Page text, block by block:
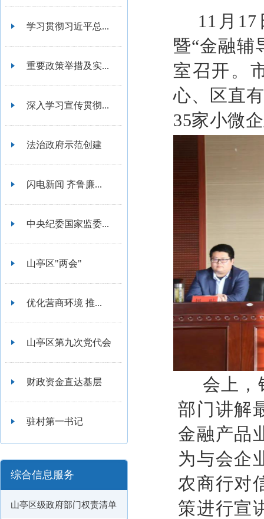
学习贯彻习近平总...
重要政策举措及实...
深入学习宣传贯彻...
法治政府示范创建
闪电新闻 齐鲁廉...
中央纪委国家监委...
山亭区"两会"
优化营商环境 推...
山亭区第九次党代会
财政资金直达基层
驻村第一书记
综合信息服务
山亭区级政府部门权责清单
11月
暨“金融辅
室召开。
心、区直
35家小微
会上，
部门讲解
金融产品
为与会企
农商行对
策进行宣